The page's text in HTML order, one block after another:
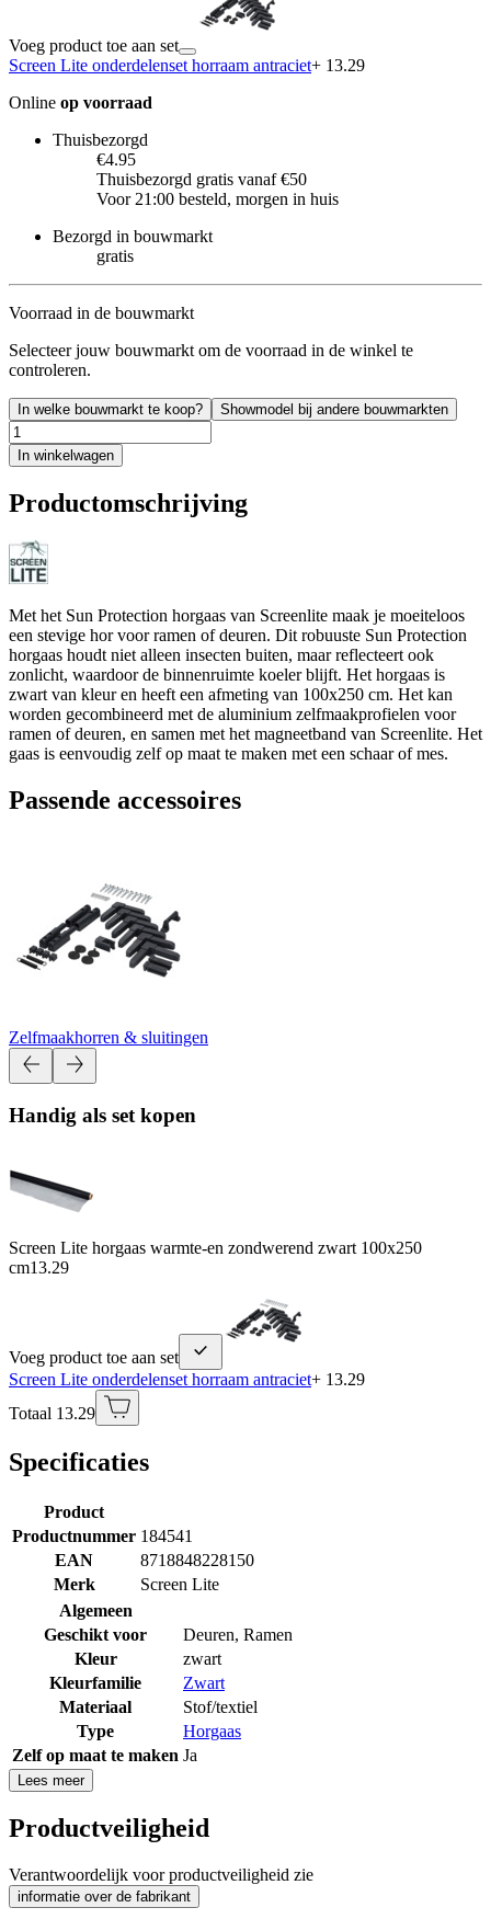
Voeg product toe aan set
Screen Lite onderdelenset horraam antraciet+ 13.29
Online op voorraad
Thuisbezorgd
€4.95
Thuisbezorgd gratis vanaf €50
Voor 21:00 besteld, morgen in huis
Bezorgd in bouwmarkt
gratis
Voorraad in de bouwmarkt
Selecteer jouw bouwmarkt om de voorraad in de winkel te
controleren.
In welke bouwmarkt te koop? Showmodel bij andere bouwmarkten
In winkelwagen
Productomschrijving
Met het Sun Protection horgaas van Screenlite maak je moeiteloos
een stevige hor voor ramen of deuren. Dit robuuste Sun Protection
horgaas houdt niet alleen insecten buiten, maar reflecteert ook
zonlicht, waardoor de binnenruimte koeler blijft. Het horgaas is
zwart van kleur en heeft een afmeting van 100x250 cm. Het kan
worden gecombineerd met de aluminium zelfmaakprofielen voor
ramen of deuren, en samen met het magneetband van Screenlite. Het
gaas is eenvoudig zelf op maat te maken met een schaar of mes.
Passende accessoires
Zelfmaakhorren & sluitingen
Handig als set kopen
Screen Lite horgaas warmte-en zondwerend zwart 100x250
cm13.29
Voeg product toe aan set
Screen Lite onderdelenset horraam antraciet+ 13.29
Totaal 13.29
Specificaties
Product
Productnummer 184541
EAN
8718848228150
Merk
Screen Lite
Algemeen
Geschikt voor
Deuren, Ramen
Kleur
zwart
Kleurfamilie
Zwart
Materiaal
Stof/textiel
Type
Horgaas
Zelf op maat te maken Ja
Lees meer
Productveiligheid
Verantwoordelijk voor productveiligheid zie
informatie over de fabrikant